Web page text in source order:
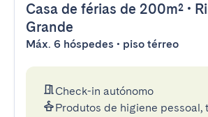
Casa de férias de 200m² •
Grande
Máx. 6 hóspedes • piso térreo
Check-in autónomo
Produtos de higiene pessoal,